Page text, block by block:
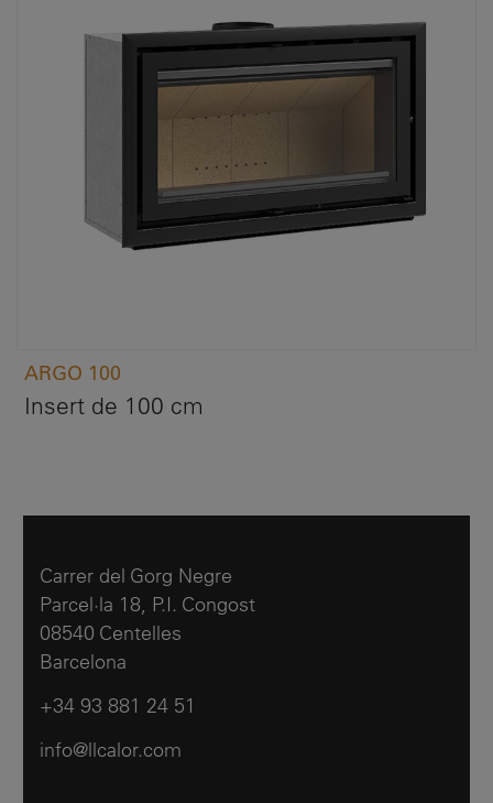
ARGO 100
Insert de 100 cm
Carrer del Gorg Negre
Parcel·la 18, P.I. Congost
08540 Centelles
Barcelona
+34 93 881 24 51
info@llcalor.com